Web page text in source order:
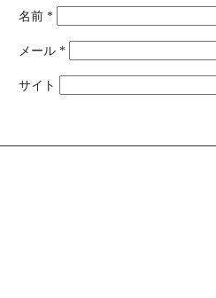
名前*
メール*
サイト